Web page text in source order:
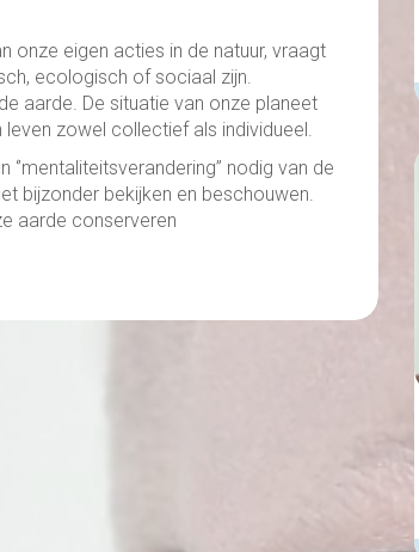
onze eigen acties in de natuur, vraagt
ecologisch of sociaal zijn.
aarde. De situatie van onze planeet
zowel collectief als individueel.
nodig van de
bijzonder bekijken en beschouwen.
aarde conserveren